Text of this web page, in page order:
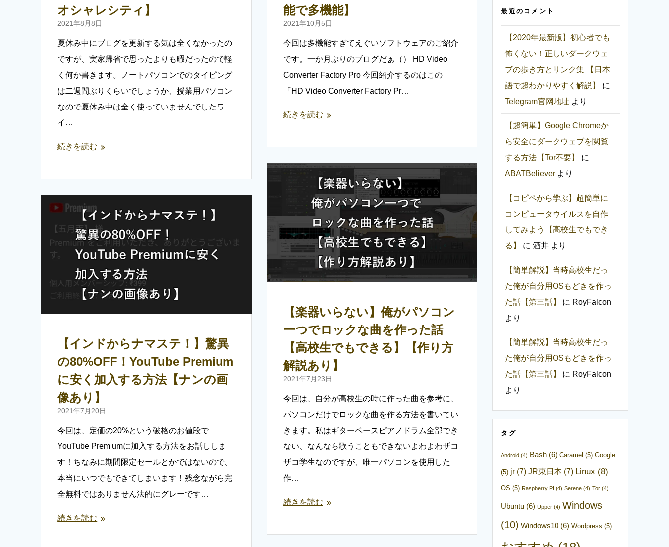
能で多機能】
2021年10月5日
今回は多機能すぎてえぐいソフトウェアのご紹介
です。一か月ぶりのブログだぁ（） HD Video
Converter Factory Pro 今回紹介するのはこの
「HD Video Converter Factory Pr…
続きを読む
オシャレシティ】
2021年8月8日
夏休み中にブログを更新する気は全くなかったの
ですが、実家帰省で思ったよりも暇だったので軽
く何か書きます。ノートパソコンでのタイピング
は二週間ぶりくらいでしょうか、授業用パソコン
なので夏休み中は全く使っていませんでしたワ
イ…
続きを読む
【楽器いらない】俺がパソコン
一つでロックな曲を作った話
【高校生でもできる】【作り方
解説あり】
2021年7月23日
今回は、自分が高校生の時に作った曲を参考に、
パソコンだけでロックな曲を作る方法を書いてい
きます。私はギターベースピアノドラム全部でき
ない、なんなら歌うこともできないよわよわザコ
ザコ学生なのですが、唯一パソコンを使用した
作…
続きを読む
【インドからナマステ！】驚異
の80%OFF！YouTube Premium
に安く加入する方法【ナンの画
像あり】
2021年7月20日
今回は、定価の20%という破格のお値段で
YouTube Premiumに加入する方法をお話ししま
す！ちなみに期間限定セールとかではないので、
本当にいつでもできてしまいます！残念ながら完
全無料ではありません法的にグレーです…
続きを読む
最近のコメント
【2020年最新版】初心者でも
怖くない！正しいダークウェ
ブの歩き方とリンク集 【日本
語で超わかりやすく解説】
に
Telegram官网地址 より
【超簡単】Google Chromeか
ら安全にダークウェブを閲覧
する方法【Tor不要】
に
ABATBeliever より
【コピペから学ぶ】超簡単に
コンピュータウイルスを自作
してみよう【高校生でもでき
る】
に酒井 より
【簡単解説】当時高校生だっ
た俺が自分用OSもどきを作っ
た話【第三話】
に RoyFalcon
より
【簡単解説】当時高校生だっ
た俺が自分用OSもどきを作っ
た話【第三話】
に RoyFalcon
より
タグ
Android (4) Bash (6) Caramel (5) Google
(5) jr (7) JR東日本 (7) Linux (8)
OS (5) Raspberry PI (4) Serene (4) Tor (4)
Ubuntu (6) Upper (4) Windows
(10) Windows10 (6) Wordpress (5)